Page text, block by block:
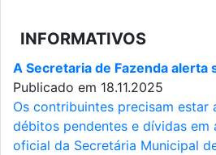
INFORMATIVOS
A Secretaria de Fazenda alerta
Publicado em 18.11.2025
Os contribuintes precisam estar
débitos pendentes e dívidas
oficial da Secretária Municipal